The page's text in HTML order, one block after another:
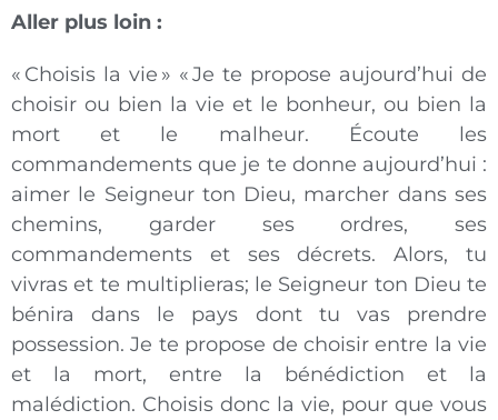
Aller plus loin :
« Choisis la vie » « Je te propose aujourd’hui de
choisir ou bien la vie et le bonheur, ou bien la
mort et le malheur. Écoute les
commandements que je te donne aujourd’hui :
aimer le Seigneur ton Dieu, marcher dans ses
chemins, garder ses ordres, ses
commandements et ses décrets. Alors, tu
vivras et te multiplieras; le Seigneur ton Dieu te
bénira dans le pays dont tu vas prendre
possession. Je te propose de choisir entre la vie
et la mort, entre la bénédiction et la
malédiction. Choisis donc la vie, pour que vous